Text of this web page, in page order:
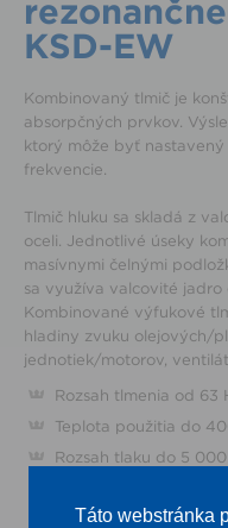
Táto webstránka
KSD-EW
Kombinovaný tlmič je
absorpčných prvkov.
ktorý môže byť
frekvencie.
Tlmič hluku sa skladá z
oceli. Jednotlivé úseky
masívnymi čelnými
sa využíva valcovité jadro
Kombinované výfukové
hladiny zvuku olejových/
jednotiek/motorov,
Rozsah tlmenia od 63
Teplota použitia do
Rozsah tlaku do 5 000